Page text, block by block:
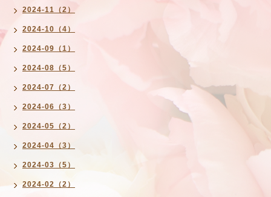
2024-11（2）
2024-10（4）
2024-09（1）
2024-08（5）
2024-07（2）
2024-06（3）
2024-05（2）
2024-04（3）
2024-03（5）
2024-02（2）